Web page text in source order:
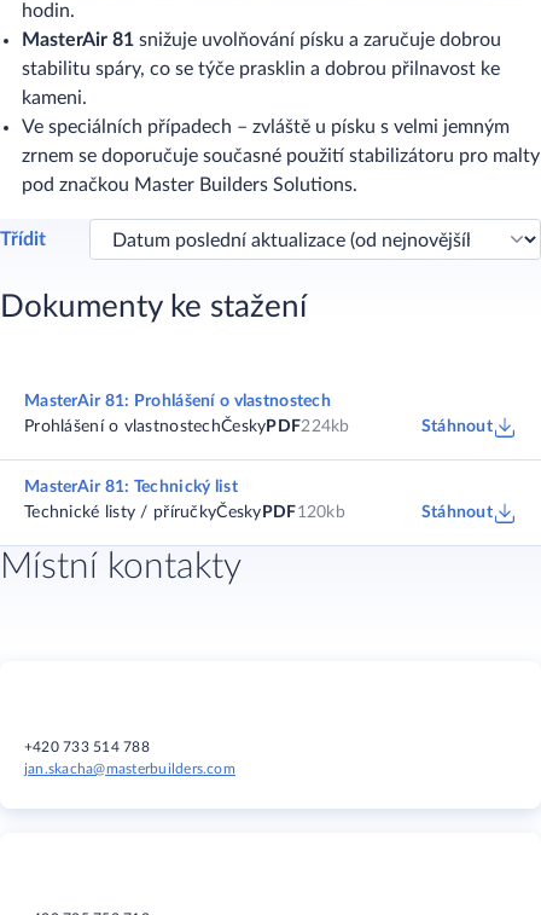
hodin.
MasterAir 81 snižuje uvolňování písku a zaručuje dobrou
stabilitu spáry, co se týče prasklin a dobrou přilnavost ke
kameni.
Ve speciálních případech – zvláště u písku s velmi jemným
zrnem se doporučuje současné použití stabilizátoru pro malty
pod značkou Master Builders Solutions.
Třídit
Dokumenty ke stažení
MasterAir 81: Prohlášení o vlastnostech
Prohlášení o vlastnostechČesky PDF224kb Stáhnout
MasterAir 81: Technický list
Technické listy / příručkyČesky PDF120kb Stáhnout
Místní kontakty
+420 733 514 788
jan.skacha@masterbuilders.com